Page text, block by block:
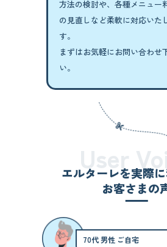
方法の検討や、各種メニュー
の見直しなど柔軟に対応いた
す。
まずはお気軽にお問い合わせ
い。
エルターレを実際
お客さまの
70代 男性 ご自宅